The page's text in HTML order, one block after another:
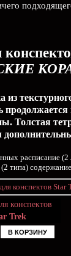
продолжается
Толстая
расписание (2
типа) содержание
конспектов
Trek
В КОРЗИНУ